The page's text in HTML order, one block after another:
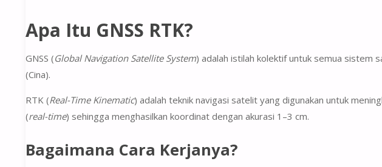
Apa Itu GNSS RTK?
GNSS (Global Navigation Satellite System) adalah istilah kolektif untuk semua sistem
(Cina).
RTK (Real-Time Kinematic) adalah teknik navigasi satelit yang digunakan untuk
(real-time) sehingga menghasilkan koordinat dengan akurasi 1–3 cm.
Bagaimana Cara Kerjanya?